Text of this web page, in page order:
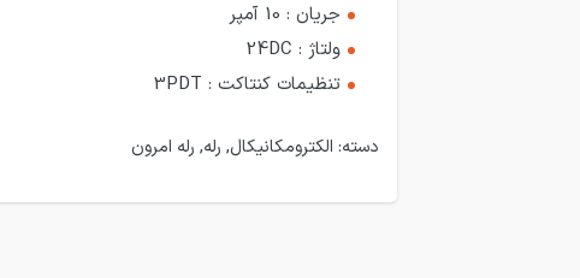
جریان : 10 آمپر
ولتاژ : 24DC
تنظیمات کنتاکت : 3PDT
دسته: الکترومکانیکال, رله, رله امرون